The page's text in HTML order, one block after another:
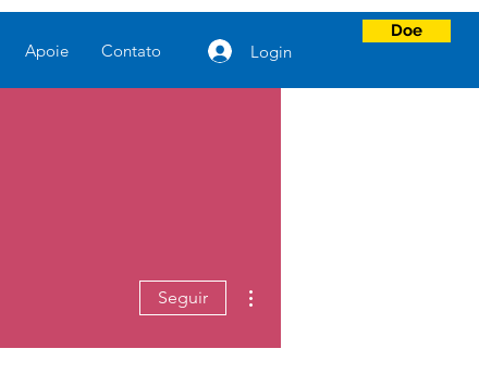
Apoie Contato Login
Doe
Seguir